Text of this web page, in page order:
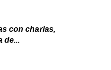
con charlas,
de...